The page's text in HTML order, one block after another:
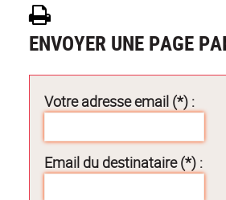
ENVOYER UNE PAGE
Votre adresse email (*) :
Email du destinataire (*) :